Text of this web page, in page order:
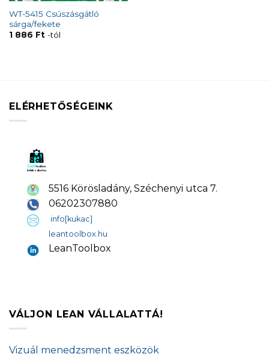
WT-5415 Csúszásgátló
sárga/fekete
1 886 Ft-tól
ELÉRHETŐSÉGEINK
5516 Körösladány, Széchenyi utca 7.
06202307880
info[kukac]
leantoolbox.hu
LeanToolbox
VÁLJON LEAN VÁLLALATTÁ!
Vizuál menedzsment eszközök